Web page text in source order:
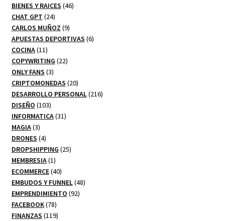
productos
BIENES Y RAICES 4646
CHAT GPT 2424
productos
CARLOS MUÑOZ 99
productos
APUESTAS DEPORTIVAS 66
COCINA 1111
productos
COPYWRITING 2222
ONLY FANS 33
productos
CRIPTOMONEDAS 2020
productos
DESARROLLO PERSONAL 216216
DISEÑO 103103
productos
INFORMATICA 3131
MAGIA 33
productos
DRONES 44
productos
DROPSHIPPING 2525
MEMBRESIA 11
producto
ECOMMERCE 4040
productos
EMBUDOS Y FUNNEL 4848
EMPRENDIMIENTO 9292
FACEBOOK 7878
productos
FINANZAS 119119